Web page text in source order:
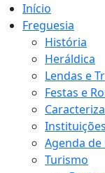
Início
Freguesia
História
Heráldica
Lendas e
Festas e
Agenda de
Turismo